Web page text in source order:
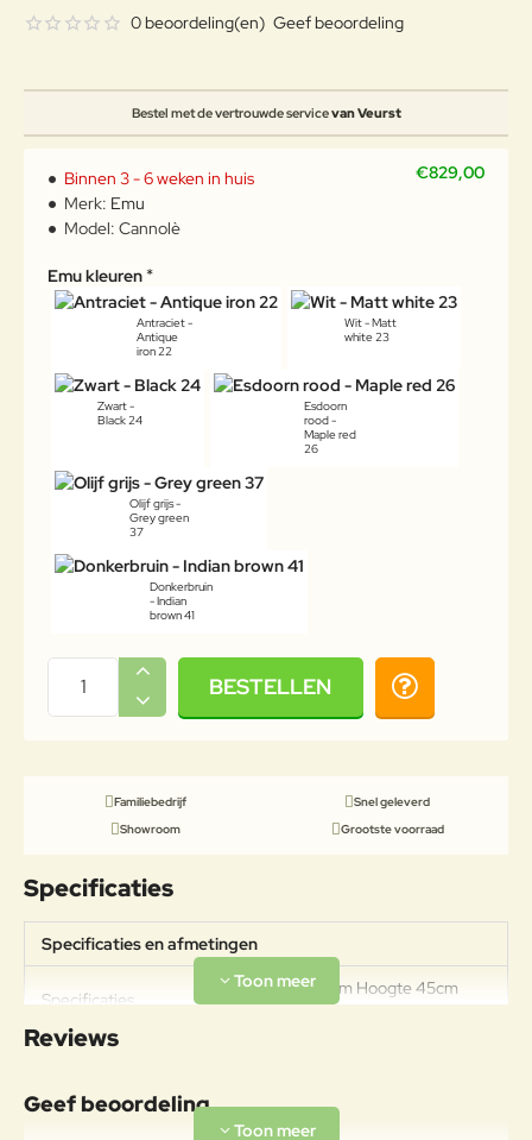
Bestel met de vertrouwde servicevan Veurst
0 beoordeling(en) Geef beoordeling
€829,00
Binnen 3 - 6 weken in huis
Merk: Emu
Model: Cannolè
Emu kleuren
Antraciet -
Antique
iron 22
Wit - Matt
white 23
Zwart -
Black 24
Esdoorn
rood -
Maple red
26
Olijf grijs -
Grey green
37
Donkerbruin
- Indian
brown 41
BESTELLEN
Familiebedrijf
Snel geleverd
Showroom
Grootste voorraad
Specificaties
Specificaties en afmetingen
Specificaties
Diameter 105cm Hoogte 45cm
Gewicht 16,8kg Draagkracht 100kg
legering van ijzer en koolstof. De
Reviews
Geef beoordeling